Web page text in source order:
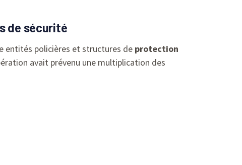
de sécurité
entités policières et structures de protection
avait prévenu une multiplication des